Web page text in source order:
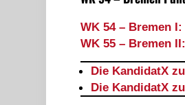
WK 54 – Bremen I:
WK 55 – Bremen II:
Die KandidatX
Die KandidatX